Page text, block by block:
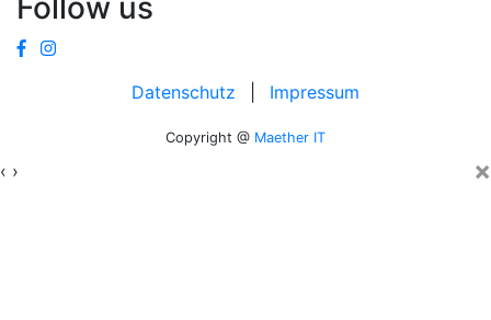
Follow us
Datenschutz Impressum
Copyright @ Maether IT
‹ › ×